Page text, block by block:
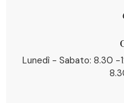
Lunedì - Sabato: 8.30 -